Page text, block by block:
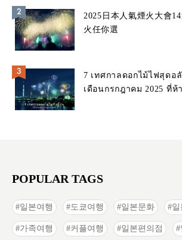
2025日本人氣煙火大會14選 從東京到
火任你選
7 เทศกาลดอกไม้ไฟสุดอ
เดือนกรกฎาคม 2025 ที่ห้
POPULAR TAGS
일본여행 도쿄여행 일본문화 일
가족여행 커플여행 일본편의점